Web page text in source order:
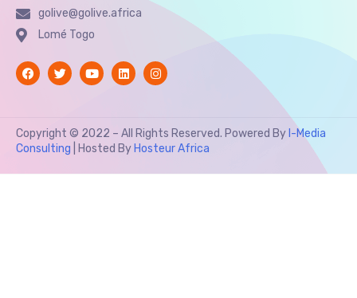
golive@golive.africa
Lomé Togo
Copyright © 2022 – All Rights Reserved. Powered By I-Media
Consulting | Hosted By Hosteur Africa